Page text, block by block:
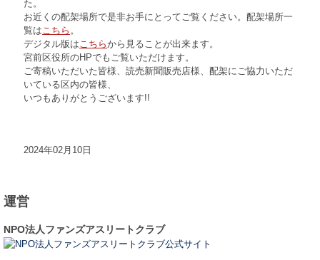
た。
お近くの配架場所で是非お手にとってご覧ください。配架場所一
覧はこちら 。
デジタル版はこちらから見ることが出来ます。
宮前区役所のHPでもご覧いただけます。
ご寄稿いただいた皆様、読売新聞販売店様、配架にご協力いただ
いている区内の皆様、
いつもありがとうございます!!
2024年02月10日
運営
NPO法人ファンズアスリートクラブ